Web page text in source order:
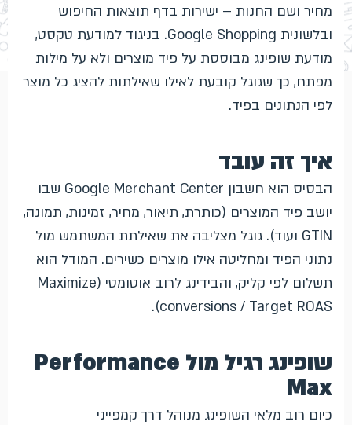
מחיר ושם החנות – ישירות בדף תוצאות החיפוש
ובלשונית Google Shopping. בניגוד למודעת טקסט,
מודעת שופינג מבוססת על פיד מוצרים ולא על מילות
מפתח, כך שגוגל קובעת לאילו שאילתות להציג כל מוצר
לפי הנתונים בפיד.
איך זה עובד
הבסיס הוא חשבון Google Merchant Center שבו
יושב פיד המוצרים (כותרת, תיאור, מחיר, זמינות, תמונה,
GTIN ועוד). גוגל מצליבה את שאילתת המשתמש מול
נתוני הפיד ומחליטה אילו מוצרים כשירים. המודל הוא
תשלום לפי קליק, והבידינג לרוב אוטומטי (Maximize
conversions / Target ROAS).
שופינג רגיל מול Performance
Max
כיום רוב מלאי השופינג מנוהל דרך קמפייני